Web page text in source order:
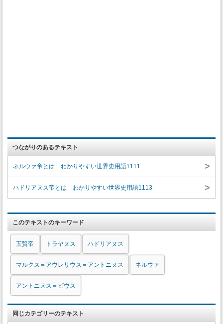
つながりのあるテキスト
ネルウァ帝とは わかりやすい世界史用語1111 >
ハドリアヌス帝とは わかりやすい世界史用語1113 >
このテキストのキーワード
五賢帝 トラヤヌス ハドリアヌス
マルクス＝アウレリウス＝アントニヌス ネルウァ
アントニヌス＝ピウス
同じカテゴリーのテキスト